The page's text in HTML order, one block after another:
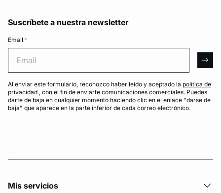
Suscríbete a nuestra newsletter
Email *
Al enviar este formulario, reconozco haber leído y aceptado la política de
privacidad , con el fin de enviarte comunicaciones comerciales. Puedes
darte de baja en cualquier momento haciendo clic en el enlace "darse de
baja" que aparece en la parte inferior de cada correo electrónico.
Mis servicios